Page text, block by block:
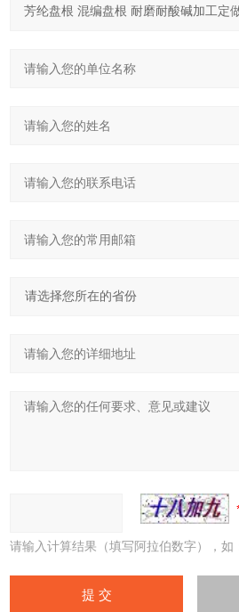
请输入计算结果（填写阿拉伯数字），如